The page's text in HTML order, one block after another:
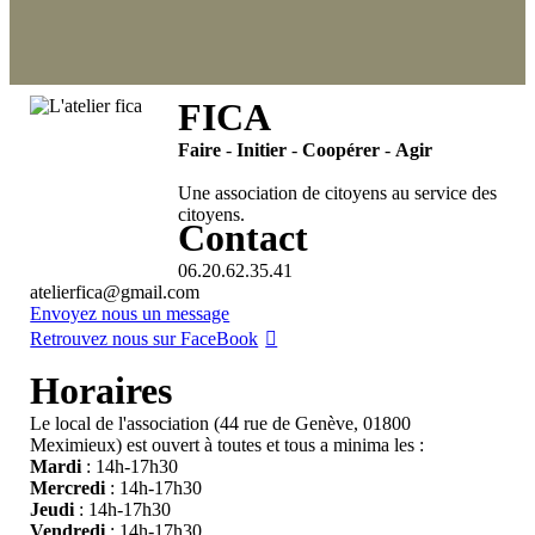
FICA
Faire -Initier -Coopérer - Agir
Une association de citoyens au service des
citoyens.
Contact
06.20.62.35.41
atelierfica@gmail.com
Envoyez nous un message
Retrouvez nous sur FaceBook
Horaires
Le local de l'association (44 rue de Genève, 01800
Meximieux) est ouvert à toutes et tous a minima les :
Mardi : 14h-17h30
Mercredi : 14h-17h30
Jeudi : 14h-17h30